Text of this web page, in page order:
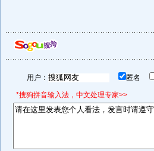
用户： 匿名
*搜狗拼音输入法，中文处理专家>>